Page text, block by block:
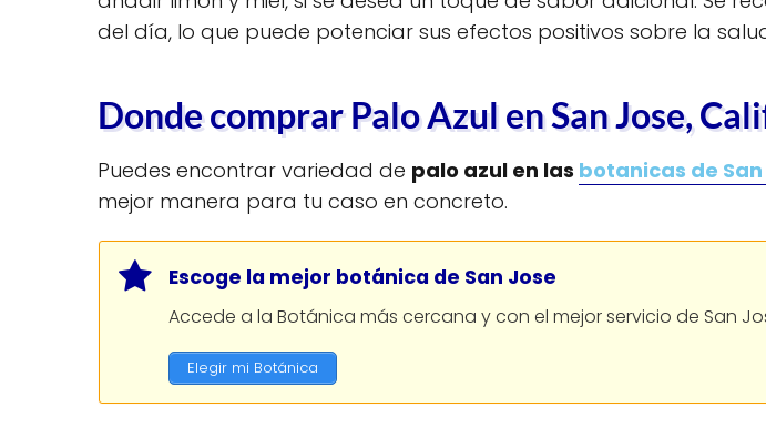
del día, lo que puede potenciar sus efectos positivos sobre la
Donde comprar Palo Azul en San Jose,
Puedes encontrar variedad de palo azul en las botanicas de San
mejor manera para tu caso en concreto.
Escoge la mejor botánica de San Jose
Accede a la Botánica más cercana y con el mejor servicio de San
Elegir mi Botánica